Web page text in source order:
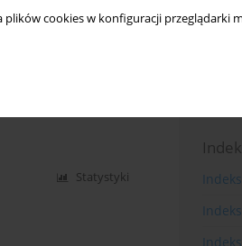
cookies w konfiguracji przeglądarki
Statystyki
Od